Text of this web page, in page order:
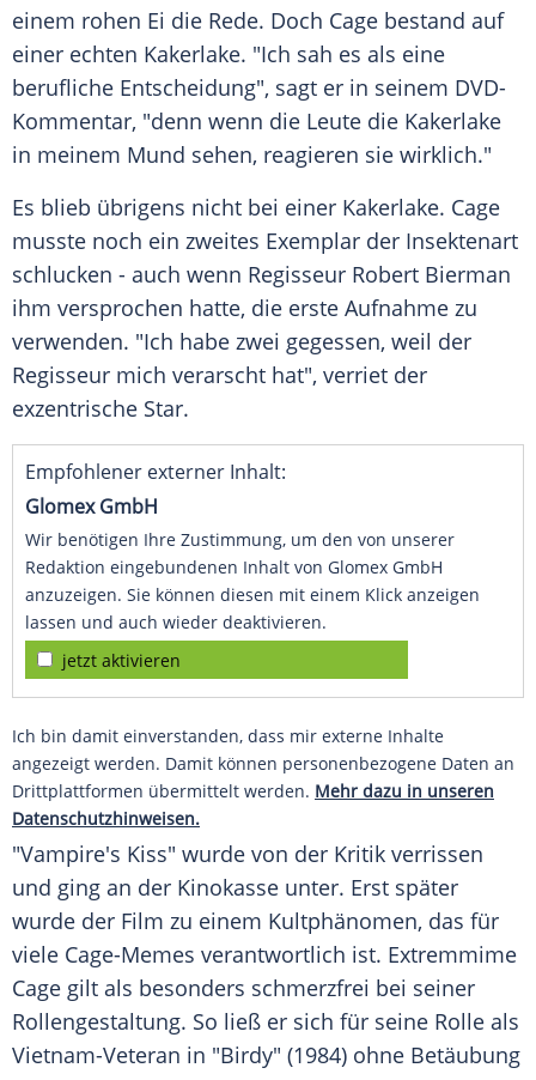
einem rohen Ei die Rede. Doch Cage bestand auf
einer echten Kakerlake. "Ich sah es als eine
berufliche Entscheidung", sagt er in seinem DVD-
Kommentar, "denn wenn die Leute die Kakerlake
in meinem Mund sehen, reagieren sie wirklich."
Es blieb übrigens nicht bei einer Kakerlake. Cage
musste noch ein zweites Exemplar der Insektenart
schlucken - auch wenn Regisseur Robert Bierman
ihm versprochen hatte, die erste Aufnahme zu
verwenden. "Ich habe zwei gegessen, weil der
Regisseur mich verarscht hat", verriet der
exzentrische Star.
Empfohlener externer Inhalt:
Glomex GmbH
Wir benötigen Ihre Zustimmung, um den von unserer
Redaktion eingebundenen Inhalt von Glomex GmbH
anzuzeigen. Sie können diesen mit einem Klick anzeigen
lassen und auch wieder deaktivieren.
jetzt aktivieren
Ich bin damit einverstanden, dass mir externe Inhalte
angezeigt werden. Damit können personenbezogene Daten an
Drittplattformen übermittelt werden. Mehr dazu in unseren
Datenschutzhinweisen.
"Vampire's Kiss" wurde von der Kritik verrissen
und ging an der Kinokasse unter. Erst später
wurde der Film zu einem Kultphänomen, das für
viele Cage-Memes verantwortlich ist. Extremmime
Cage gilt als besonders schmerzfrei bei seiner
Rollengestaltung. So ließ er sich für seine Rolle als
Vietnam-Veteran in "Birdy" (1984) ohne Betäubung